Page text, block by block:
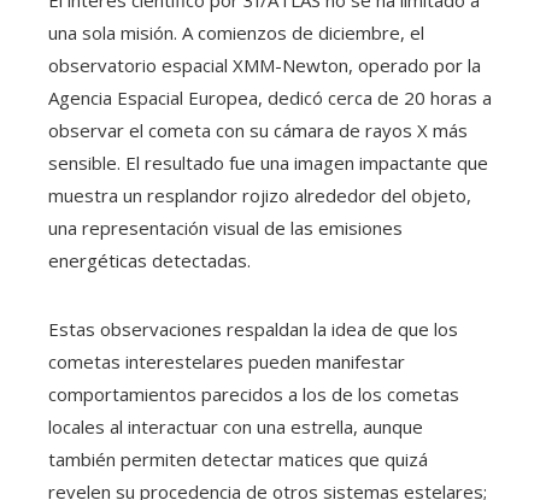
una sola misión. A comienzos de diciembre, el
observatorio espacial XMM-Newton, operado por la
Agencia Espacial Europea, dedicó cerca de 20 horas a
observar el cometa con su cámara de rayos X más
sensible. El resultado fue una imagen impactante que
muestra un resplandor rojizo alrededor del objeto,
una representación visual de las emisiones
energéticas detectadas.
Estas observaciones respaldan la idea de que los
cometas interestelares pueden manifestar
comportamientos parecidos a los de los cometas
locales al interactuar con una estrella, aunque
también permiten detectar matices que quizá
revelen su procedencia de otros sistemas estelares;